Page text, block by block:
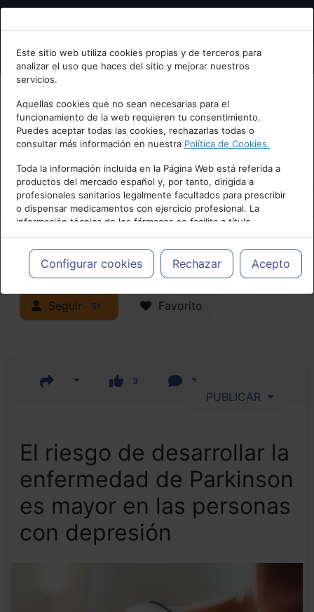
Bienvenid@ a psiquiatria.com
Escribe tu Email
Accede o regístrate con tu email.
Cancelar
Este sitio web utiliza cookies propias y de terceros para
analizar el uso que haces del sitio y mejorar nuestros
servicios.
Aquellas cookies que no sean necesarias para el
funcionamiento de la web requieren tu consentimiento.
Puedes aceptar todas las cookies, rechazarlas todas o
consultar más información en nuestra Política de Cookies.
Toda la información incluida en la Página Web está referida a
productos del mercado español y, por tanto, dirigida a
profesionales sanitarios legalmente facultados para prescribir
o dispensar medicamentos con ejercicio profesional. La
información técnica de los fármacos se facilita a título
meramente informativo, siendo responsabilidad de los
profesionales facultados prescribir medicamentos y decidir, en
cada caso concreto, el tratamiento más adecuado a las
necesidades del paciente.
Configurar cookies Rechazar Acepto
Actualidad y Artículos|
Neuropsiquiatría y Neurología
Seguir 51 Favorito
3 2
PUBLICAR
El riesgo de desarrollar la
enfermedad de Parkinson
es mayor en las personas
con depresión